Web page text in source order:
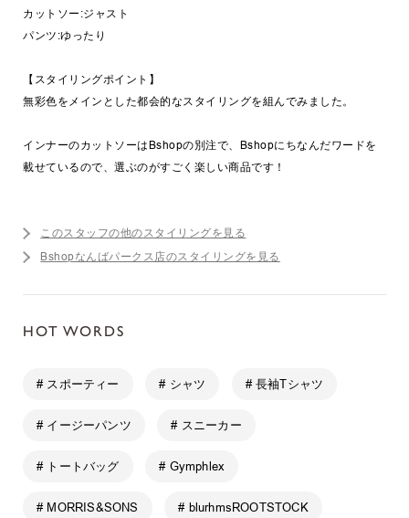
カットソー:ジャスト
パンツ:ゆったり
【スタイリングポイント】
無彩色をメインとした都会的なスタイリングを組んでみました。
インナーのカットソーはBshopの別注で、Bshopにちなんだワードを
載せているので、選ぶのがすごく楽しい商品です！
このスタッフの他のスタイリングを見る
Bshopなんばパークス店のスタイリングを見る
HOT WORDS
# スポーティー # シャツ # 長袖Tシャツ
# イージーパンツ # スニーカー
# トートバッグ # Gymphlex
# MORRIS&SONS # blurhmsROOTSTOCK